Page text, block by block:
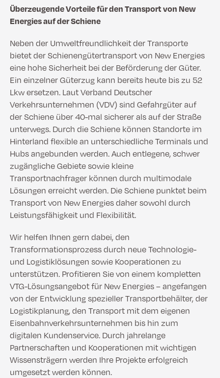
Überzeugende Vorteile für den Transport von New
Energies auf der Schiene
Neben der Umweltfreundlichkeit der Transporte
bietet der Schienengütertransport von New Energies
eine hohe Sicherheit bei der Beförderung der Güter.
Ein einzelner Güterzug kann bereits heute bis zu 52
Lkw ersetzen. Laut Verband Deutscher
Verkehrsunternehmen (VDV) sind Gefahrgüter auf
der Schiene über 40-mal sicherer als auf der Straße
unterwegs. Durch die Schiene können Standorte im
Hinterland flexible an unterschiedliche Terminals und
Hubs angebunden werden. Auch entlegene, schwer
zugängliche Gebiete sowie kleine
Transportnachfrager können durch multimodale
Lösungen erreicht werden. Die Schiene punktet beim
Transport von New Energies daher sowohl durch
Leistungsfähigkeit und Flexibilität.
Wir helfen Ihnen gern dabei, den
Transformationsprozess durch neue Technologie-
und Logistiklösungen sowie Kooperationen zu
unterstützen. Profitieren Sie von einem kompletten
VTG-Lösungsangebot für New Energies – angefangen
von der Entwicklung spezieller Transportbehälter, der
Logistikplanung, den Transport mit dem eigenen
Eisenbahnverkehrsunternehmen bis hin zum
digitalen Kundenservice. Durch jahrelange
Partnerschaften und Kooperationen mit wichtigen
Wissensträgern werden Ihre Projekte erfolgreich
umgesetzt werden können.